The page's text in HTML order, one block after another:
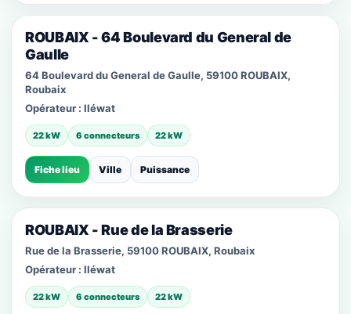
ROUBAIX - 64 Boulevard du General de
Gaulle
64 Boulevard du General de Gaulle, 59100 ROUBAIX,
Roubaix
Opérateur : Iléwat
22 kW 6 connecteurs 22 kW
Fiche lieu Ville Puissance
ROUBAIX - Rue de la Brasserie
Rue de la Brasserie, 59100 ROUBAIX, Roubaix
Opérateur : Iléwat
22 kW 6 connecteurs 22 kW